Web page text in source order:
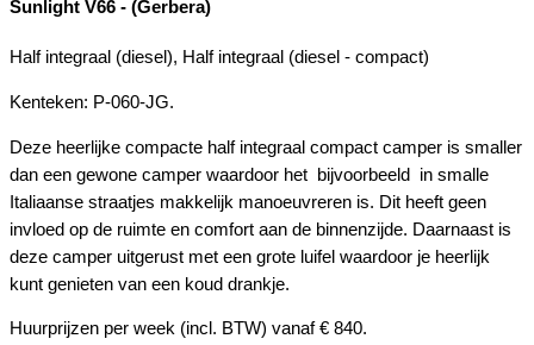
Sunlight V66 - (Gerbera)
Half integraal (diesel), Half integraal (diesel - compact)
Kenteken: P-060-JG.
Deze heerlijke compacte half integraal compact camper is smaller
dan een gewone camper waardoor het bijvoorbeeld in smalle
Italiaanse straatjes makkelijk manoeuvreren is. Dit heeft geen
invloed op de ruimte en comfort aan de binnenzijde. Daarnaast is
deze camper uitgerust met een grote luifel waardoor je heerlijk
kunt genieten van een koud drankje.
Huurprijzen per week (incl. BTW) vanaf € 840.